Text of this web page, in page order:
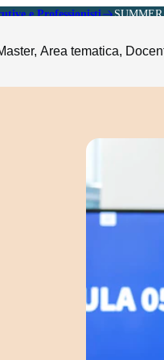
e Professionisti
Beverage e Turismo